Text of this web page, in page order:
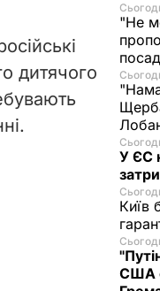
дитячого
"Не
У ЄС
Київ
США